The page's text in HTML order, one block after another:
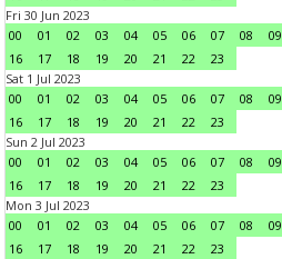
Fri 30 Jun 2023
00
01 02 03 04 05 06 07 08 09
16
17 18 19 20 21 22
23
Sat 1 Jul 2023
00
01 02 03 04 05 06 07 08 09
16
17 18 19 20 21 22
23
Sun 2 Jul 2023
00
01 02 03 04 05 06 07 08 09
16
17 18 19 20 21 22
23
Mon 3 Jul 2023
00
01 02 03 04 05 06 07 08 09
16
17 18 19 20 21 22
23